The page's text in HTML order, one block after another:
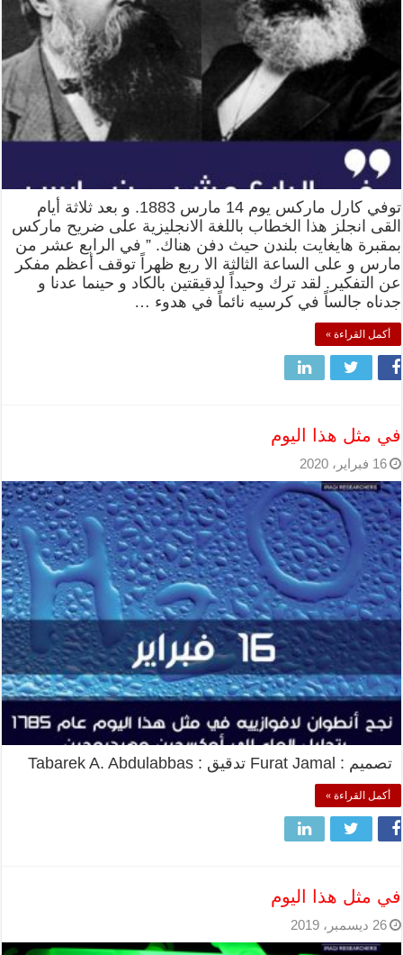
توفي كارل ماركس يوم 14 مارس 1883. و بعد ثلاثة أيام
القى انجلز هذا الخطاب باللغة الانجليزية على ضريح ماركس
بمقبرة هايغايت بلندن حيث دفن هناك. ” في الرابع عشر من
مارس و على الساعة الثالثة الا ربع ظهراً توقف أعظم مفكر
عن التفكير. لقد ترك وحيداً لدقيقتين بالكاد و حينما عدنا و
جدناه جالساً في كرسيه نائماً في هدوء …
أكمل القراءة »
في مثل هذا اليوم
16 فبراير، 2020
تصميم : Furat Jamal تدقيق : Tabarek A. Abdulabbas
أكمل القراءة »
في مثل هذا اليوم
26 ديسمبر، 2019